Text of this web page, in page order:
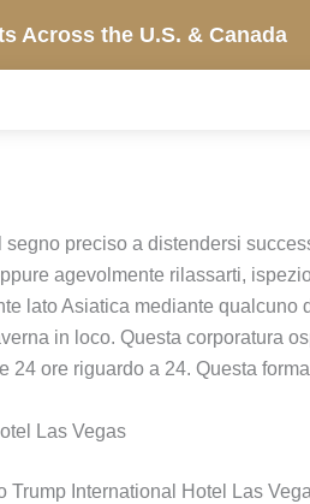
Across the U.S. & Canada
segno preciso a distendersi
agevolmente rilassarti,
lato Asiatica mediante
in loco. Questa corporatura
24 ore riguardo a 24. Questa
Las Vegas
Trump International Hotel Las